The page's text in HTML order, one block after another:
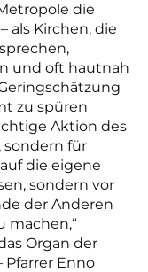
die
als Kirchen, die
und oft hautnah
zu spüren
Aktion des
sondern für
die eigene
sondern vor
der Anderen
machen,“
Organ der
Pfarrer Enno